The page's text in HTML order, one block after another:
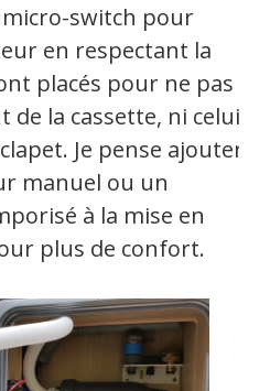
switch pour
en respectant la
placés pour ne pas
de la cassette, ni celui
Je pense ajouter
manuel ou un
à la mise en
plus de confort.